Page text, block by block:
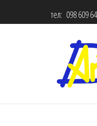
тел: 098 609